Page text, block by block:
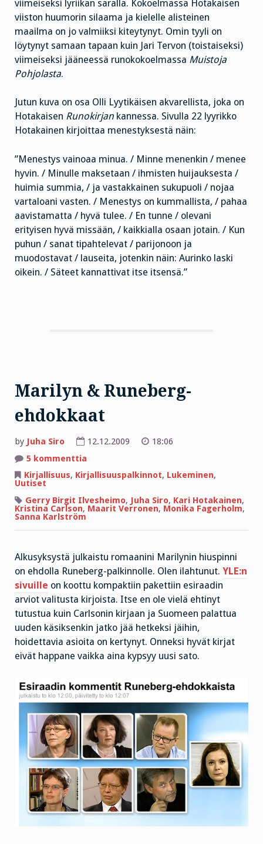
viimeiseksi lyriikan saralla. Kokoelmassa Hotakaisen
viiston huumorin silaama ja kielelle alisteinen
maailma on jo valmiiksi kiteytynyt. Omin tyyli on
löytynyt samaan tapaan kuin Jari Tervon (toistaiseksi)
viimeiseksi jääneessä runokokoelmassa Muistoja
Pohjolasta.
Jutun kuva on osa Olli Lyytikäisen akvarellista, joka on
Hotakaisen Runokirjan kannessa. Sivulla 22 lyyrikko
Hotakainen kirjoittaa menestyksestä näin:
”Menestys vainoaa minua. / Minne menenkin / menee
hyvin. / Minulle maksetaan / ihmisten huijauksesta /
huimia summia, / ja vastakkainen sukupuoli / nojaa
vartaloani vasten. / Menestys on kummallista, / pahaa
aavistamatta / hyvä tulee. / En tunne / olevani
erityisen hyvä missään, / kaikkialla osaan jotain. / Kun
puhun / sanat tipahtelevat / parijonoon ja
muodostavat / lauseita, jotenkin näin: Aurinko laski
oikein. / Säteet kannattivat itse itsensä.”
Marilyn & Runeberg-
ehdokkaat
by Juha Siro 12.12.2009
18:06
5 kommenttia
&
Runeberg-
Kirjallisuus, Kirjallisuuspalkinnot, Lukeminen,
Uutiset
Gerry Birgit Ilvesheimo, Juha Siro, Kari Hotakainen,
Kristina Carlson, Maarit Verronen, Monika Fagerholm,
Sanna Karlström
Alkusyksystä julkaistu romaanini Marilynin hiuspinni
on ehdolla Runeberg-palkinnolle. Olen ilahtunut. YLE:n
sivuille on koottu kompaktiin pakettiin esiraadin
arviot valitusta kirjoista. Itse en ole vielä ehtinyt
tutustua kuin Carlsonin kirjaan ja Suomeen palattua
uuden käsiksenkin jatko jää hetkeksi jäihin,
hoidettavia asioita on kertynyt. Onneksi hyvät kirjat
eivät happane vaikka aina kypsyy uusi sato.